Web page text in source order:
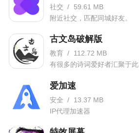
社交 /
59.61 MB
附近社交，匹配同城好友。
古文岛破解版
教育 /
112.72 MB
有很多的诗词爱好者汇聚于此
爱加速
安全 /
13.37 MB
IP代理加速器